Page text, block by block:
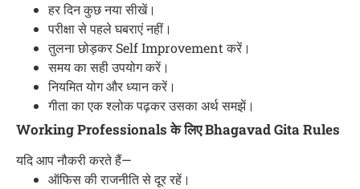
हर दिन कुछ नया सीखें।
परीक्षा से पहले घबराएं नहीं।
तुलना छोड़कर Self Improvement करें।
समय का सही उपयोग करें।
नियमित योग और ध्यान करें।
गीता का एक श्लोक पढ़कर उसका अर्थ समझें।
Working Professionals के लिए Bhagavad Gita Rules
यदि आप नौकरी करते हैं—
ऑफिस की राजनीति से दूर रहें।